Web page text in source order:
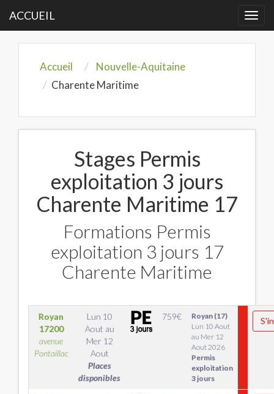
ACCUEIL
Accueil
Nouvelle-Aquitaine
Charente Maritime
Stages Permis
exploitation 3 jours
Charente Maritime 17
Formations Permis
exploitation 3 jours 17
Charente Maritime
Royan
17200
avenue
Pontaillac
Lun 10
Aout au
Mer 12
Aout
Places
disponibles
759€
Royan (17)
Lun 10 Aout
au Mer 12
Aout 2026
Permis
exploitation
3 jours